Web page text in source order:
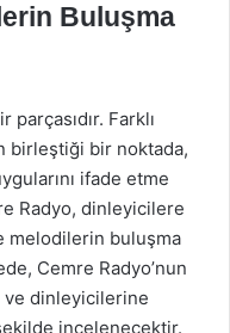
Buluşma
parçasıdır. Farklı
birleştiği bir noktada,
ifade etme
Radyo, dinleyicilere
melodilerin buluşma
Cemre Radyo’nun
ve dinleyicilerine
incelenecektir.